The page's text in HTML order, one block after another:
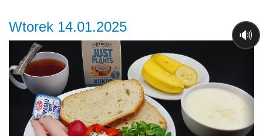
Wtorek 14.01.2025
Previous
🔊